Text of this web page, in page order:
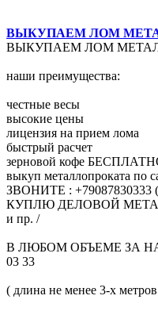
ВЫКУПАЕМ ЛОМ
ВЫКУПАЕМ ЛОМ
наши преимущества:
честные весы
высокие цены
лицензия на прием лома
быстрый расчет
зерновой кофе
выкуп металлопроката по
ЗВОНИТЕ : +79087830333 (
КУПЛЮ ДЕЛОВОЙ МЕТАЛЛ
и пр. /
В ЛЮБОМ ОБЪЕМЕ ЗА
03 33
( длина не менее 3-х